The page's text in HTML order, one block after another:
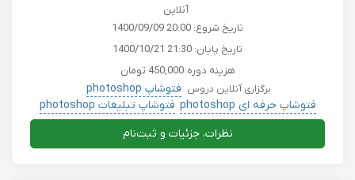
آنلاین
تاریخ شروع: 1400/09/09 20:00
تاریخ پایان: 1400/10/21 21:30
هزینه دوره:450,000 تومان
برگزاری آنلاین دروس فتوشاپ photoshop
فتوشاپ حرفه ای photoshop
فتوشاپ تبلیغات photoshop
دروس دانشگاهی
نظرات، جزئیات و ثبت‌نام